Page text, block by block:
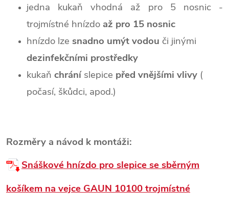
jedna kukaň vhodná až pro 5 nosnic -
trojmístné hnízdo až pro 15 nosnic
hnízdo lze snadno umýt vodou či jinými
dezinfekčními prostředky
kukaň chráníslepice před vnějšími vlivy (
počasí, škůdci, apod.)
Rozměry a návod k montáži:
Snáškové hnízdo pro slepice se sběrným
košíkem na vejce GAUN 10100 trojmístné